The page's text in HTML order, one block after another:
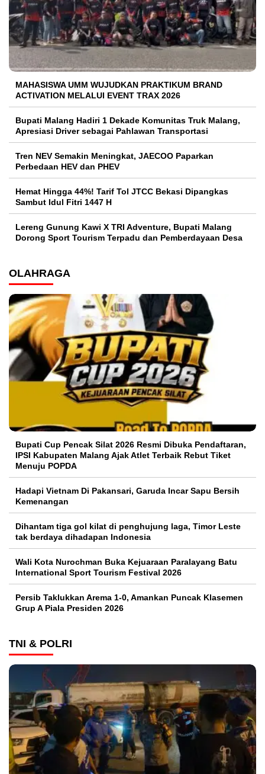
MAHASISWA UMM WUJUDKAN PRAKTIKUM BRAND
ACTIVATION MELALUI EVENT TRAX 2026
Bupati Malang Hadiri 1 Dekade Komunitas Truk Malang,
Apresiasi Driver sebagai Pahlawan Transportasi
Tren NEV Semakin Meningkat, JAECOO Paparkan
Perbedaan HEV dan PHEV
Hemat Hingga 44%! Tarif Tol JTCC Bekasi Dipangkas
Sambut Idul Fitri 1447 H
Lereng Gunung Kawi X TRI Adventure, Bupati Malang
Dorong Sport Tourism Terpadu dan Pemberdayaan Desa
OLAHRAGA
Bupati Cup Pencak Silat 2026 Resmi Dibuka Pendaftaran,
IPSI Kabupaten Malang Ajak Atlet Terbaik Rebut Tiket
Menuju POPDA
Hadapi Vietnam Di Pakansari, Garuda Incar Sapu Bersih
Kemenangan
Dihantam tiga gol kilat di penghujung laga, Timor Leste
tak berdaya dihadapan Indonesia
Wali Kota Nurochman Buka Kejuaraan Paralayang Batu
International Sport Tourism Festival 2026
Persib Taklukkan Arema 1-0, Amankan Puncak Klasemen
Grup A Piala Presiden 2026
TNI & POLRI